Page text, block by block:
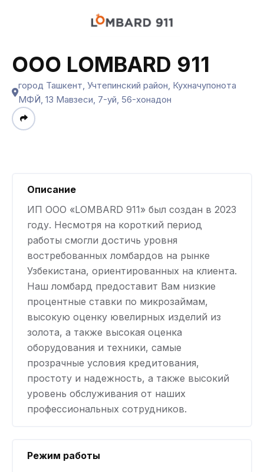
ООО LOMBARD 911
город Ташкент, Учтепинский район, Кухначупонота
МФЙ, 13 Мавзеси, 7-уй, 56-хонадон
Описание
ИП ООО «LOMBARD 911» был создан в 2023
году. Несмотря на короткий период
работы смогли достичь уровня
востребованных ломбардов на рынке
Узбекистана, ориентированных на клиента.
Наш ломбард предоставит Вам низкие
процентные ставки по микрозаймам,
высокую оценку ювелирных изделий из
золота, а также высокая оценка
оборудования и техники, самые
прозрачные условия кредитования,
простоту и надежность, а также высокий
уровень обслуживания от наших
профессиональных сотрудников.
Режим работы